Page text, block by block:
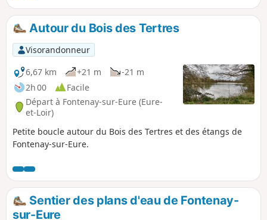
Autour du Bois des Tertres
Visorandonneur
6,67 km
+21 m
-21 m
2h 00
Facile
Départ à Fontenay-sur-Eure (Eure-
et-Loir)
Petite boucle autour du Bois des Tertres et des étangs de
Fontenay-sur-Eure.
Sentier des plans d'eau de Fontenay-
sur-Eure